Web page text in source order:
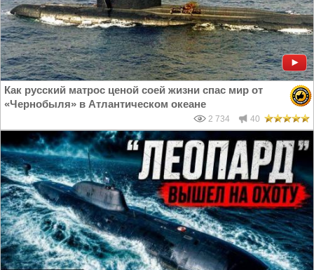
Как русский матрос ценой соей жизни спас мир от
«Чернобыля» в Атлантическом океане
2 734 40